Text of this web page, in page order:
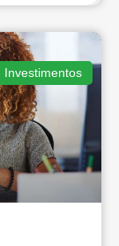
Investimentos